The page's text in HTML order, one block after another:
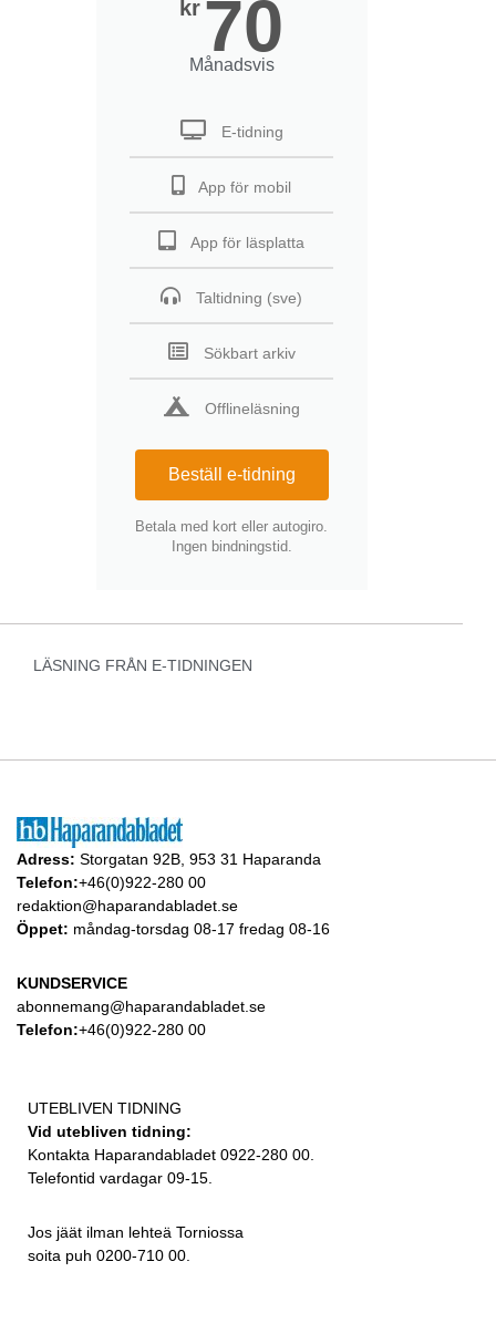
kr 70
Månadsvis
E-tidning
App för mobil
App för läsplatta
Taltidning (sve)
Sökbart arkiv
Offlineläsning
Beställ e-tidning
Betala med kort eller autogiro.
Ingen bindningstid.
LÄSNING FRÅN E-TIDNINGEN
Adress: Storgatan 92B, 953 31 Haparanda
Telefon:+46(0)922-280 00
redaktion@haparandabladet.se
Öppet: måndag-torsdag 08-17 fredag 08-16
KUNDSERVICE
abonnemang@haparandabladet.se
Telefon:+46(0)922-280 00
UTEBLIVEN TIDNING
Vid utebliven tidning:
Kontakta Haparandabladet 0922-280 00.
Telefontid vardagar 09-15.
Jos jäät ilman lehteä Torniossa
soita puh 0200-710 00.